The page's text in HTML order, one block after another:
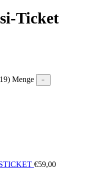
Ticket
Menge
﹣
€59,00